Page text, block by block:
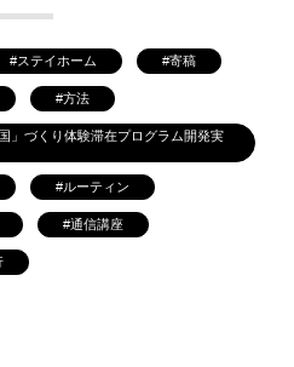
ステイホーム 寄稿
方法
」づくり体験滞在プログラム開発実
ルーティン
通信講座